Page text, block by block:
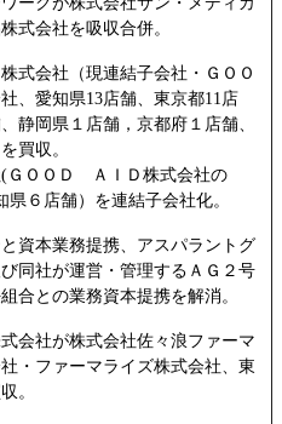
式会社を吸収合併。
式会社（現連結子会社・ＧＯＯ
、愛知県13店舗、東京都11店
静岡県１店舗，京都府１店舗、
買収。
(ＧＯＯＤ ＡＩＤ株式会社の
県６店舗）を連結子会社化。
資本業務提携、アスパラントグ
同社が運営・管理するＡＧ２号
合との業務資本提携を解消。
会社が株式会社佐々浪ファーマ
・ファーマライズ株式会社、東
。